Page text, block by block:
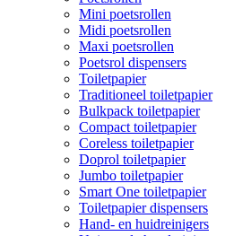
Mini poetsrollen
Midi poetsrollen
Maxi poetsrollen
Poetsrol dispensers
Toiletpapier
Traditioneel toiletpapier
Bulkpack toiletpapier
Compact toiletpapier
Coreless toiletpapier
Doprol toiletpapier
Jumbo toiletpapier
Smart One toiletpapier
Toiletpapier dispensers
Hand- en huidreinigers